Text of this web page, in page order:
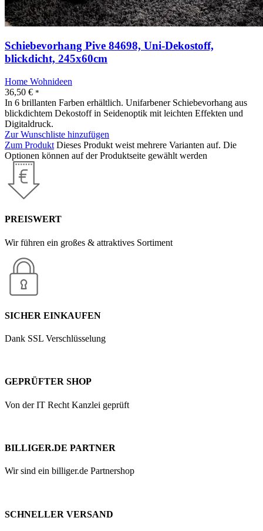
Schiebevorhang Pive 84698, Uni-Dekostoff,
blickdicht, 245x60cm
Home Wohnideen
36,50 € *
In 6 brillanten Farben erhältlich. Unifarbener Schiebevorhang aus
blickdichtem Dekostoff in Seidenoptik mit leichten Effekten und
Digitaldruck.
Zur Wunschliste hinzufügen
Zum Produkt Dieses Produkt weist mehrere Varianten auf. Die
Optionen können auf der Produktseite gewählt werden
PREISWERT
Wir führen ein großes & attraktives Sortiment
SICHER EINKAUFEN
Dank SSL Verschlüsselung
GEPRÜFTER SHOP
Von der IT Recht Kanzlei geprüft
BILLIGER.DE PARTNER
Wir sind ein billiger.de Partnershop
SCHNELLER VERSAND